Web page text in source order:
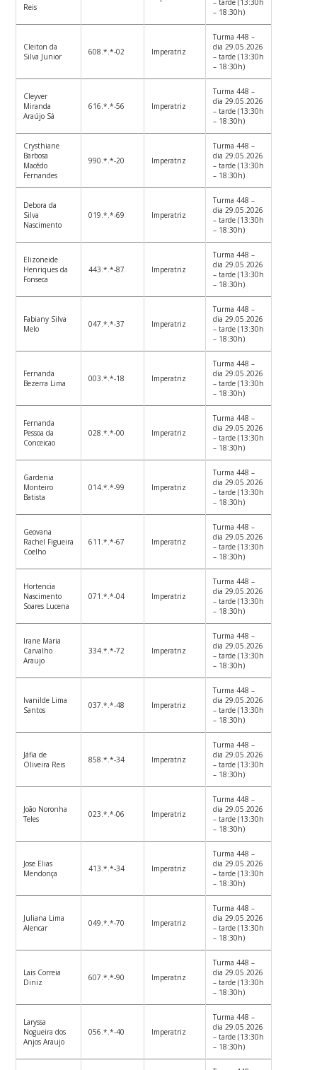
Reis
– 18:30h)
Cleiton da
Silva Junior
608.*.*-02 Imperatriz
Turma 448 –
dia 29.05.2026
– tarde (13:30h
– 18:30h)
Cleyver
Miranda
Araújo Sá
616.*.*-56 Imperatriz
Turma 448 –
dia 29.05.2026
– tarde (13:30h
– 18:30h)
Crysthiane
Barbosa
Macêdo
Fernandes
990.*.*-20 Imperatriz
Turma 448 –
dia 29.05.2026
– tarde (13:30h
– 18:30h)
Debora da
Silva
Nascimento
019.*.*-69 Imperatriz
Turma 448 –
dia 29.05.2026
– tarde (13:30h
– 18:30h)
Elizoneide
Henriques da
Fonseca
443.*.*-87 Imperatriz
Turma 448 –
dia 29.05.2026
– tarde (13:30h
– 18:30h)
Fabiany Silva
Melo
047.*.*-37 Imperatriz
Turma 448 –
dia 29.05.2026
– tarde (13:30h
– 18:30h)
Fernanda
Bezerra Lima
003.*.*-18 Imperatriz
Turma 448 –
dia 29.05.2026
– tarde (13:30h
– 18:30h)
Fernanda
Pessoa da
Conceicao
028.*.*-00 Imperatriz
Turma 448 –
dia 29.05.2026
– tarde (13:30h
– 18:30h)
Gardenia
Monteiro
Batista
014.*.*-99 Imperatriz
Turma 448 –
dia 29.05.2026
– tarde (13:30h
– 18:30h)
Geovana
Rachel Figueira
Coelho
611.*.*-67 Imperatriz
Turma 448 –
dia 29.05.2026
– tarde (13:30h
– 18:30h)
Hortencia
Nascimento
Soares Lucena
071.*.*-04 Imperatriz
Turma 448 –
dia 29.05.2026
– tarde (13:30h
– 18:30h)
Irane Maria
Carvalho
Araujo
334.*.*-72 Imperatriz
Turma 448 –
dia 29.05.2026
– tarde (13:30h
– 18:30h)
Ivanilde Lima
Santos
037.*.*-48 Imperatriz
Turma 448 –
dia 29.05.2026
– tarde (13:30h
– 18:30h)
Jáfia de
Oliveira Reis
858.*.*-34 Imperatriz
Turma 448 –
dia 29.05.2026
– tarde (13:30h
– 18:30h)
João Noronha
Teles
023.*.*-06 Imperatriz
Turma 448 –
dia 29.05.2026
– tarde (13:30h
– 18:30h)
Jose Elias
Mendonça
413.*.*-34 Imperatriz
Turma 448 –
dia 29.05.2026
– tarde (13:30h
– 18:30h)
Juliana Lima
Alencar
049.*.*-70 Imperatriz
Turma 448 –
dia 29.05.2026
– tarde (13:30h
– 18:30h)
Lais Correia
Diniz
607.*.*-90 Imperatriz
Turma 448 –
dia 29.05.2026
– tarde (13:30h
– 18:30h)
Laryssa
Nogueira dos
Anjos Araujo
056.*.*-40 Imperatriz
Turma 448 –
dia 29.05.2026
– tarde (13:30h
– 18:30h)